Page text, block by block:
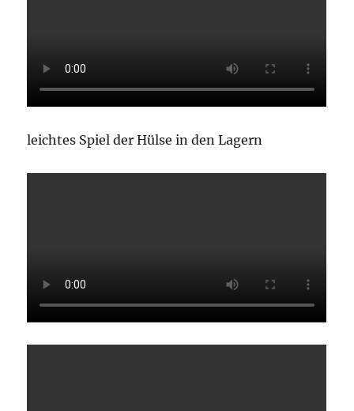
leichtes Spiel der Hülse in den Lagern